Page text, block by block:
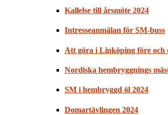
Kallelse till årsmöte 2024
Intresseanmälan för SM-buss
Att göra i Linköping före och
Nordiska hembryggnings
SM i hembryggd öl 2024
Domartävlingen 2024